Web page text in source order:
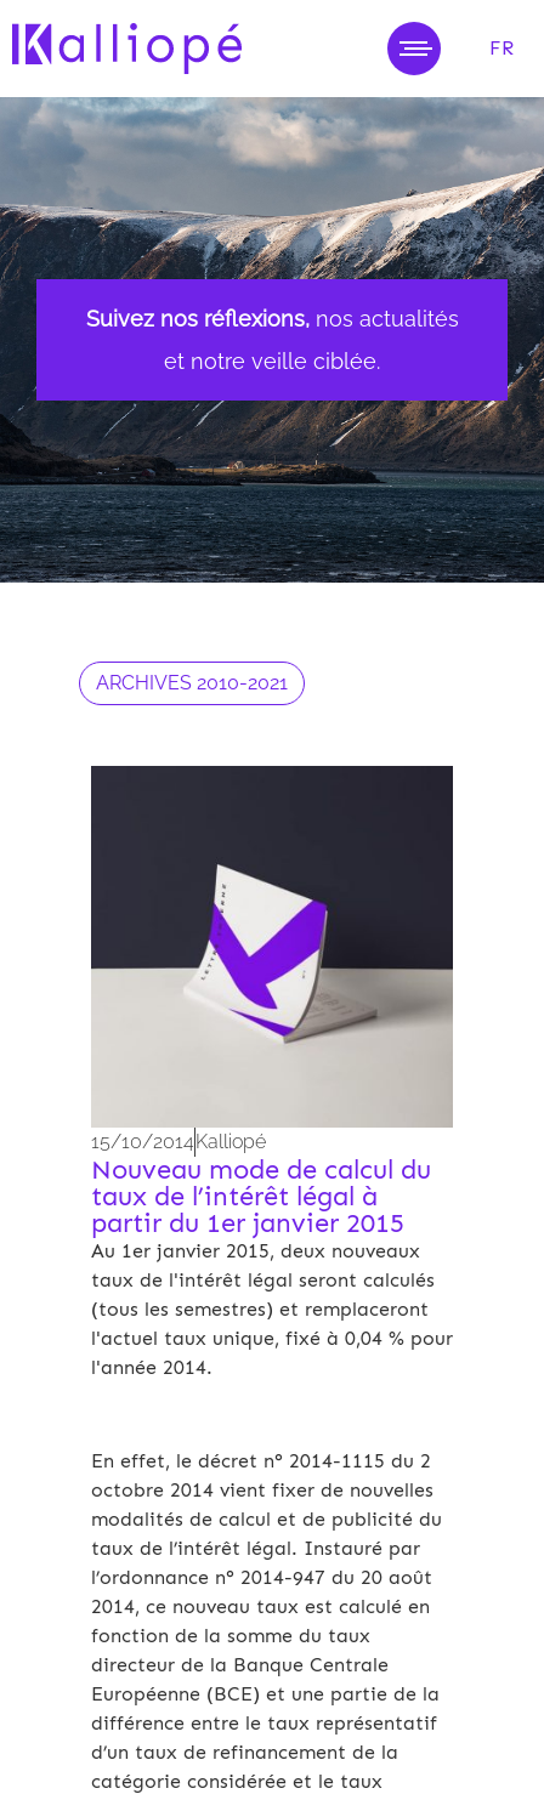
FR
Suivez nos réflexions, nos actualités
et notre veille ciblée.
ARCHIVES 2010-2021
15/10/2014Kalliopé
Nouveau mode de calcul du
taux de l’intérêt légal à
partir du 1er janvier 2015
Au 1er janvier 2015, deux nouveaux
taux de l'intérêt légal seront calculés
(tous les semestres) et remplaceront
l'actuel taux unique, fixé à 0,04 % pour
l'année 2014.
En effet, le décret n° 2014-1115 du 2
octobre 2014 vient fixer de nouvelles
modalités de calcul et de publicité du
taux de l’intérêt légal. Instauré par
l’ordonnance n° 2014-947 du 20 août
2014, ce nouveau taux est calculé en
fonction de la somme du taux
directeur de la Banque Centrale
Européenne (BCE) et une partie de la
différence entre le taux représentatif
d’un taux de refinancement de la
catégorie considérée et le taux